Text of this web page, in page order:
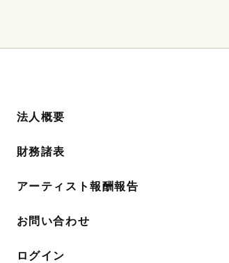
法人概要
財務諸表
アーティスト報酬報告
お問い合わせ
ログイン